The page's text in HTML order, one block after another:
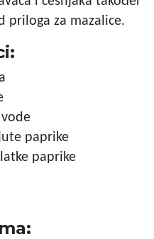
priloga za mazalice.
paprike
paprike